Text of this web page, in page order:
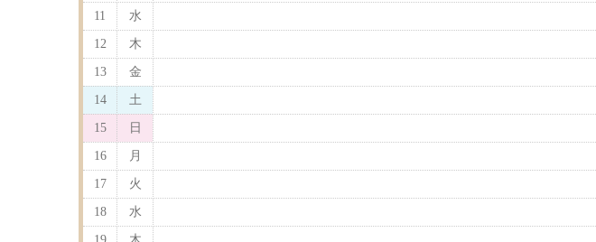
11 水
12 木
13 金
14 土
15 日
16 月
17 火
18 水